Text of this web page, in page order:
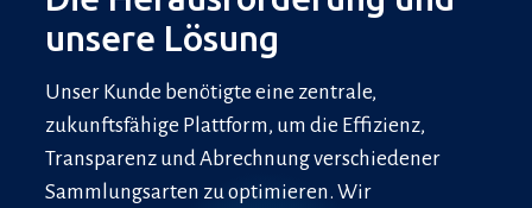
unsere Lösung
Unser Kunde benötigte eine zentrale,
zukunftsfähige Plattform, um die Effizienz,
Transparenz und Abrechnung verschiedener
Sammlungsarten zu optimieren. Wir